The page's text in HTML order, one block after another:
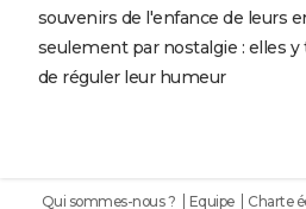
souvenirs de l'enfance de leurs
seulement par nostalgie : elles
de réguler leur humeur
Qui sommes-nous ? Equipe Charte